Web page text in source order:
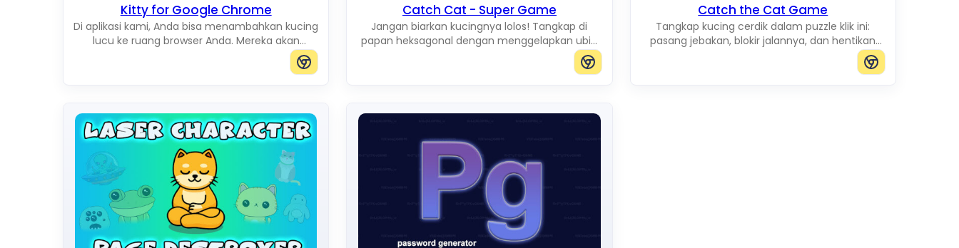
Kitty for Google Chrome
Di aplikasi kami, Anda bisa menambahkan kucing
lucu ke ruang browser Anda. Mereka akan
menghibur Anda saat bergerak di layar. Anda
bisa menambahkan kucing dengan ukuran apa
Catch Cat - Super Game
Jangan biarkan kucingnya lolos! Tangkap di
papan heksagonal dengan menggelapkan ubin
Catch the Cat Game
Tangkap kucing cerdik dalam puzzle klik ini:
pasang jebakan, blokir jalannya, dan hentikan